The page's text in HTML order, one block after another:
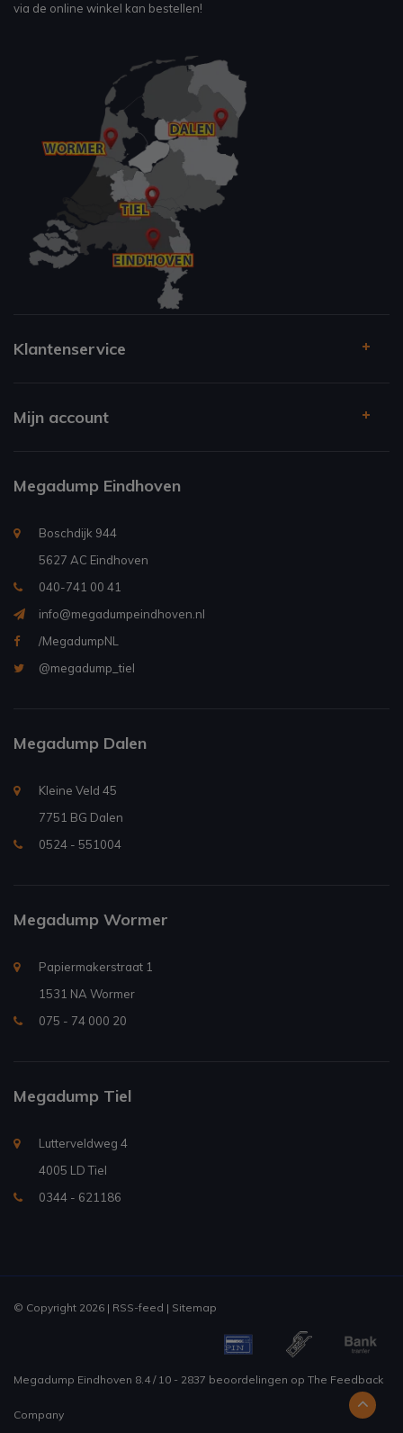
via de online winkel kan bestellen!
Klantenservice
Mijn account
Megadump Eindhoven
Boschdijk 944
5627 AC Eindhoven
040-741 00 41
info@megadumpeindhoven.nl
/MegadumpNL
@megadump_tiel
Megadump Dalen
Kleine Veld 45
7751 BG Dalen
0524 - 551004
Megadump Wormer
Papiermakerstraat 1
1531 NA Wormer
075 - 74 000 20
Megadump Tiel
Lutterveldweg 4
4005 LD Tiel
0344 - 621186
© Copyright 2026 | RSS-feed | Sitemap
Megadump Eindhoven 8.4/ 10 - 2837 beoordelingen op The Feedback
Company